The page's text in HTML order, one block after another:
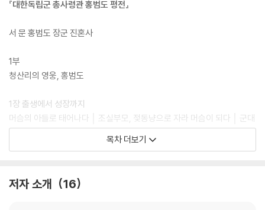
같은 위기를 이겨내기 힘들 것이라는 자성적 성찰이 대두하는 가운데 각
장하준(경제의 재편), 최재붕(문명의 전환), 홍기빈(새로운 체제), 김누리
[도서] 리더라면 정조처럼 : 정조대왕의 숨겨진 리더십 코드 5049
대선 당시 마지막 TV연설에서 결코 순탄하지 않았던 정조의 재위 시절, 그
럼에도 정조(正祖)는 숱한 난관을 이겨내고 우리나라 역사상 최고의 개혁
군주로 평가받는다. 저성장과 실업, 전염병과 전쟁의 위험 속에 노출된 우
리에게 지금 필요한 것은 무얼까? 전대미문의 세계적 위기 코로나로 인해
라를 경영하는 이들뿐만 아니라 이 시대를 살아야 할 우리 개개인에게도
『대한독립군 총사령관 홍범도 평전』
서 문 홍범도 장군 진혼사
1부
청산리의 영웅, 홍범도
1장 출생에서 성장까지
머슴의 아들로 태어나다 │ 조실부모, 젖동냥으로 자라 머슴이 되다 │ 군대
지원하여 3
년 동안 나팔수 생활 │ 부패 상관 폭행하고 군문을 뛰쳐나오다 │ 제지공장
목차 더보기
저자 소개 16